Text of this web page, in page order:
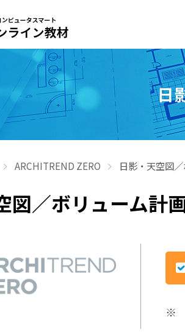
日
ARCHITREND ZERO 日影・天空図
図／ボリューム計
※